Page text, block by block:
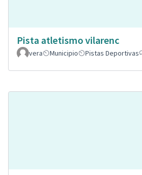
Pista atletismo vilarenc
vera
Municipio Pistas Deportivas